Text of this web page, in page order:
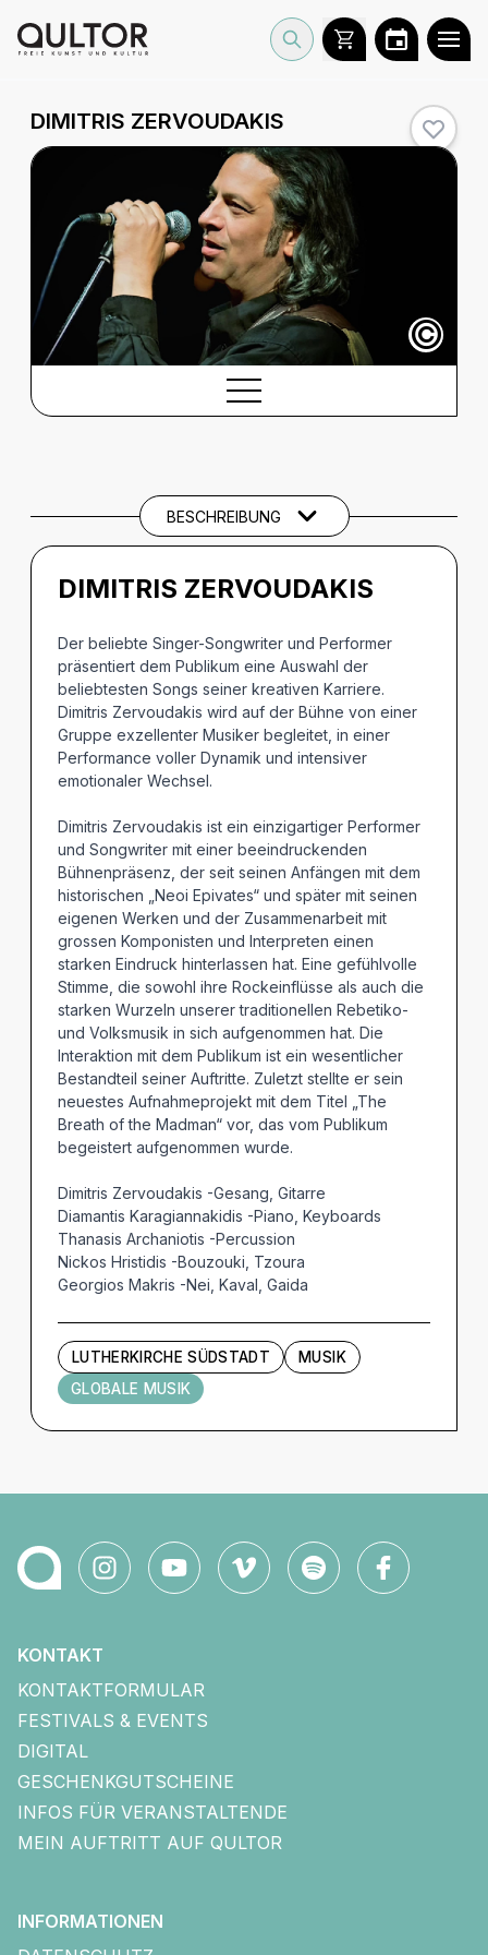
DIMITRIS ZERVOUDAKIS
©
BESCHREIBUNG
DIMITRIS ZERVOUDAKIS
Der beliebte Singer-Songwriter und Performer
präsentiert dem Publikum eine Auswahl der
beliebtesten Songs seiner kreativen Karriere.
Dimitris Zervoudakis wird auf der Bühne von einer
Gruppe exzellenter Musiker begleitet, in einer
Performance voller Dynamik und intensiver
emotionaler Wechsel.
Dimitris Zervoudakis ist ein einzigartiger Performer
und Songwriter mit einer beeindruckenden
Bühnenpräsenz, der seit seinen Anfängen mit dem
historischen „Neoi Epivates“ und später mit seinen
eigenen Werken und der Zusammenarbeit mit
grossen Komponisten und Interpreten einen
starken Eindruck hinterlassen hat. Eine gefühlvolle
Stimme, die sowohl ihre Rockeinflüsse als auch die
starken Wurzeln unserer traditionellen Rebetiko-
und Volksmusik in sich aufgenommen hat. Die
Interaktion mit dem Publikum ist ein wesentlicher
Bestandteil seiner Auftritte. Zuletzt stellte er sein
neuestes Aufnahmeprojekt mit dem Titel „The
Breath of the Madman“ vor, das vom Publikum
begeistert aufgenommen wurde.
Dimitris Zervoudakis -Gesang, Gitarre
Diamantis Karagiannakidis -Piano, Keyboards
Thanasis Archaniotis -Percussion
Nickos Hristidis -Bouzouki, Tzoura
Georgios Makris -Nei, Kaval, Gaida
LUTHERKIRCHE SÜDSTADT
MUSIK
GLOBALE MUSIK
KONTAKT
KONTAKTFORMULAR
FESTIVALS & EVENTS
DIGITAL
GESCHENKGUTSCHEINE
INFOS FÜR VERANSTALTENDE
MEIN AUFTRITT AUF QULTOR
INFORMATIONEN